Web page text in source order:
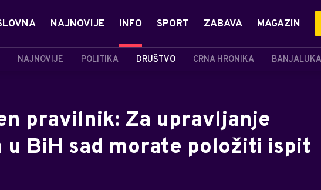
NAJNOVIJE INFO
NAJNOVIJE POLITIKA DRUŠTVO CRNA HRONIKA BANJALUKA
SPORT ZABAVA MAGAZIN
pravilnik: Za upravljanje
u BiH sad morate položiti ispit